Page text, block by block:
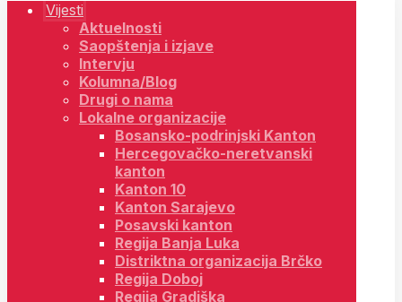
Vijesti
Aktuelnosti
Saopštenja i izjave
Intervju
Kolumna/Blog
Drugi o nama
Lokalne organizacije
Bosansko-podrinjski Kanton
Hercegovačko-neretvanski
kanton
Kanton 10
Kanton Sarajevo
Posavski kanton
Regija Banja Luka
Distriktna organizacija Brčko
Regija Doboj
Regija Gradiška